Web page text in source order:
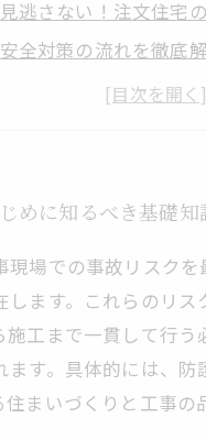
逃さない！注文住宅
全対策の流れを徹底
遵守がもたらす現場
ゼロへ！注文住宅建
めに知るべき基礎知
場での事故リスク
ます。これらのリ
工まで一貫して行
す。具体的には、
まいづくりと工事の